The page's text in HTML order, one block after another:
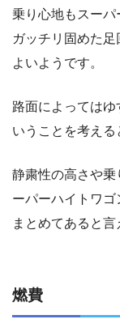
乗り心地もスーパ
ガッチリ固めた
よいようです。
路面によっては
いうことを考える
静粛性の高さや乗
ーパーハイトワゴ
まとめてあると言
燃費